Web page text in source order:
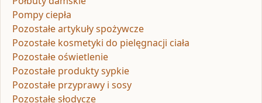
Pompy ciepła
Pozostałe artykuły spożywcze
Pozostałe kosmetyki do pielęgnacji ciała
Pozostałe oświetlenie
Pozostałe produkty sypkie
Pozostałe przyprawy i sosy
Pozostałe słodycze